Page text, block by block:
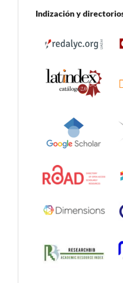
Indización y